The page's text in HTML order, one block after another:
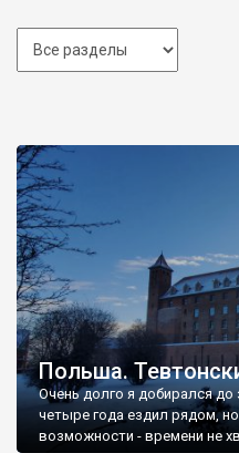
Польша.
Очень долго я добирался до
четыре года ездил рядом,
возможности - времени не